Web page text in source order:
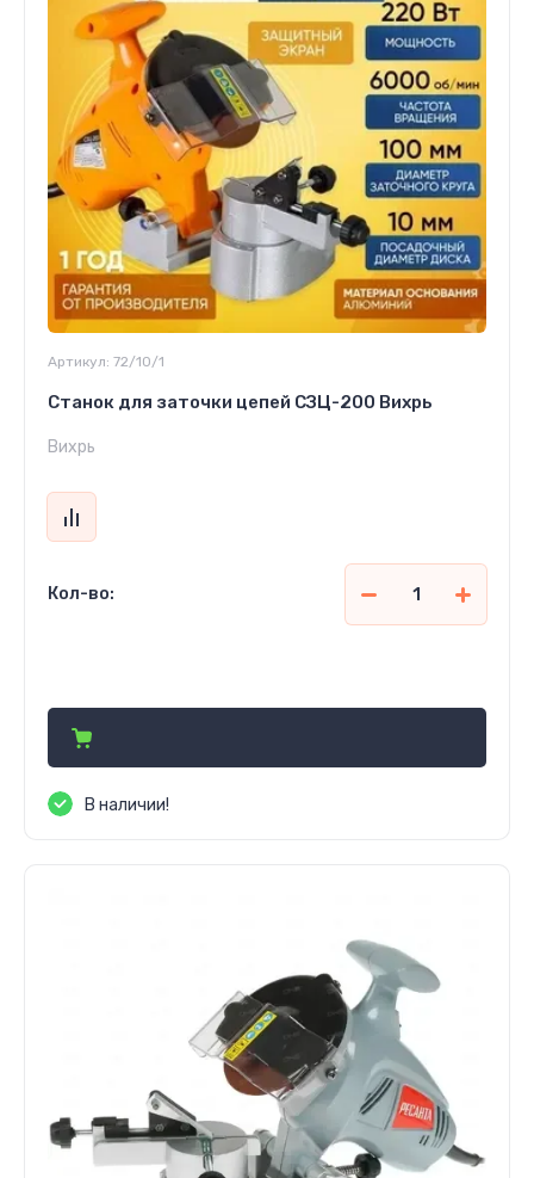
Артикул: 72/10/1
Станок для заточки цепей СЗЦ-200 Вихрь
Вихрь
Кол-во:
В наличии!